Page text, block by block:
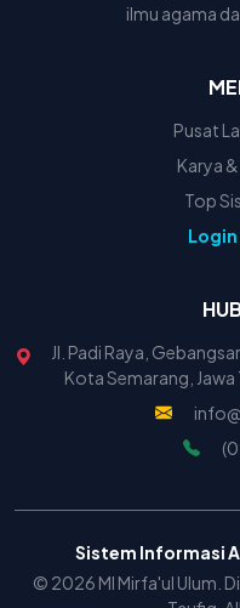
ilmu agama
Pusat
Karya
Top
Login
Jl. Padi Raya,
Kota Semarang, Jawa
Sistem Informasi
© 2026 MI Mirfa'ul Ulum.